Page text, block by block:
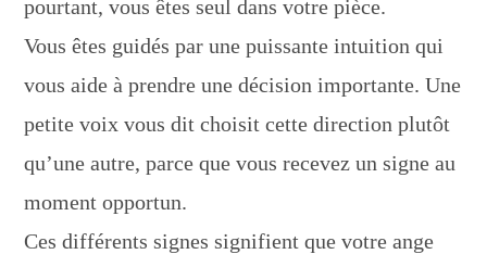
pourtant, vous êtes seul dans votre pièce.
Vous êtes guidés par une puissante intuition qui
vous aide à prendre une décision importante. Une
petite voix vous dit choisit cette direction plutôt
qu’une autre, parce que vous recevez un signe au
moment opportun.
Ces différents signes signifient que votre ange